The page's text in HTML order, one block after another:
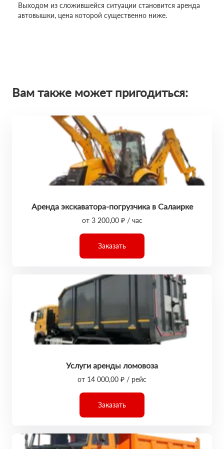
Выходом из сложившейся ситуации становится аренда
автовышки, цена которой существенно ниже.
Вам также может пригодиться:
Аренда экскаватора-погрузчика в Салаирке
от 3 200,00 ₽ / час
Заказать
Услуги аренды ломовоза
от 14 000,00 ₽ / рейс
Заказать